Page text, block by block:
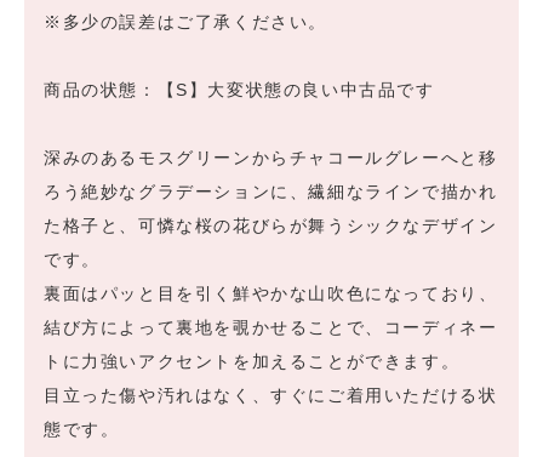
※多少の誤差はご了承ください。
商品の状態：【S】大変状態の良い中古品です
深みのあるモスグリーンからチャコールグレーへと移
ろう絶妙なグラデーションに、繊細なラインで描かれ
た格子と、可憐な桜の花びらが舞うシックなデザイン
です。
裏面はパッと目を引く鮮やかな山吹色になっており、
結び方によって裏地を覗かせることで、コーディネー
トに力強いアクセントを加えることができます。
目立った傷や汚れはなく、すぐにご着用いただける状
態です。